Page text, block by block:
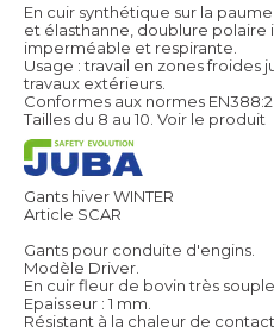
En cuir synthétique sur la
et élasthanne, doublure
imperméable et respirante.
Usage : travail en zones froides
travaux extérieurs.
Conformes aux normes
Tailles du 8 au 10. Voir le produit
Gants hiver WINTER
Article SCAR
Gants pour conduite d'engins.
Modèle Driver.
En cuir fleur de bovin très souple.
Epaisseur : 1 mm.
Résistant à la chaleur de contact